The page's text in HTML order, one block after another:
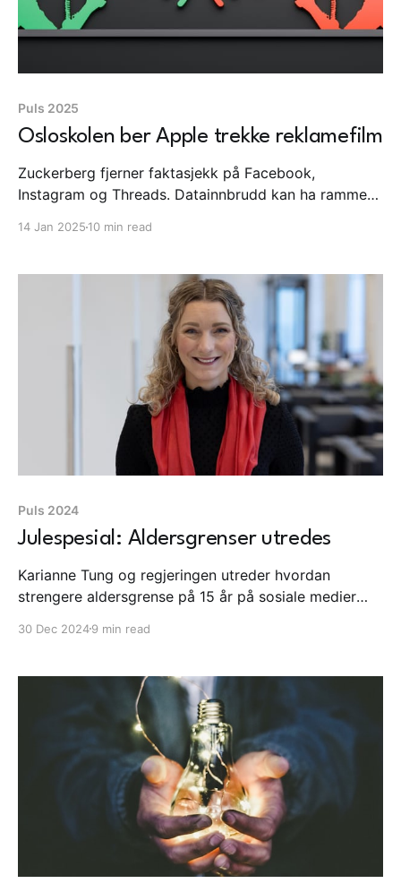
Puls 2025
Osloskolen ber Apple trekke reklamefilm
Zuckerberg fjerner faktasjekk på Facebook,
Instagram og Threads. Datainnbrudd kan ha rammet
14 Jan 2025 10 min read
Puls 2024
Julespesial: Aldersgrenser utredes
Karianne Tung og regjeringen utreder hvordan
strengere aldersgrense på 15 år på sosiale medier
drept og publisert på sosiale medier. Albania stenger
ikke bruke Ipad i undervisningen.
30 Dec 20249 min read